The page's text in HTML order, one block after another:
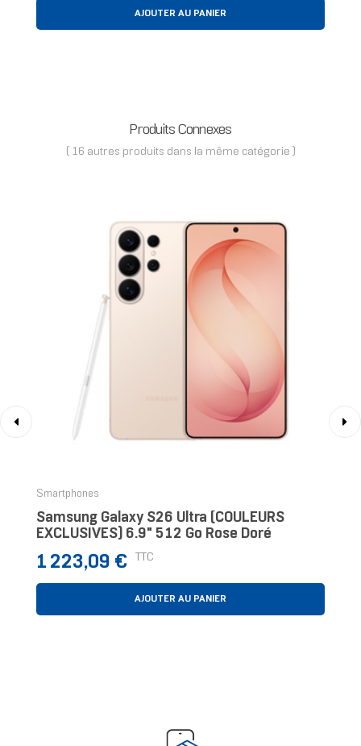
AJOUTER AU PANIER
Produits Connexes
( 16 autres produits dans la même catégorie )
Smartphones
Samsung Galaxy S26 Ultra (COULEURS
EXCLUSIVES) 6.9" 512 Go Rose Doré
Prix
1 223,09 € TTC
AJOUTER AU PANIER